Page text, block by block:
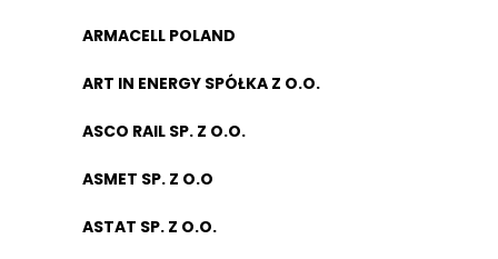
ARMACELL POLAND
ART IN ENERGY SPÓŁKA Z O.O.
ASCO RAIL SP. Z O.O.
ASMET SP. Z O.O
ASTAT SP. Z O.O.